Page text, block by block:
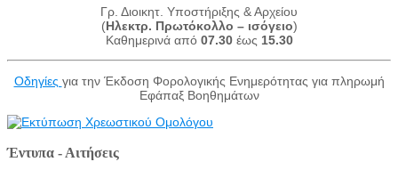
Γρ. Διοικητ. Υποστήριξης & Αρχείου
(Ηλεκτρ. Πρωτόκολλο – ισόγειο)
Καθημερινά από 07.30έως 15.30
Οδηγίες για την Έκδοση Φορολογικής Ενημερότητας για πληρωμή
Εφάπαξ Βοηθημάτων
Έντυπα - Αιτήσεις